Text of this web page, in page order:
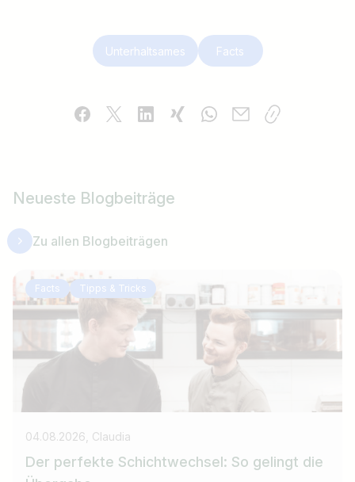
Unterhaltsames Facts
Neueste Blogbeiträge
Zu allen Blogbeiträgen
Facts Tipps & Tricks
04.08.2026, Claudia
Der perfekte Schichtwechsel: So gelingt die